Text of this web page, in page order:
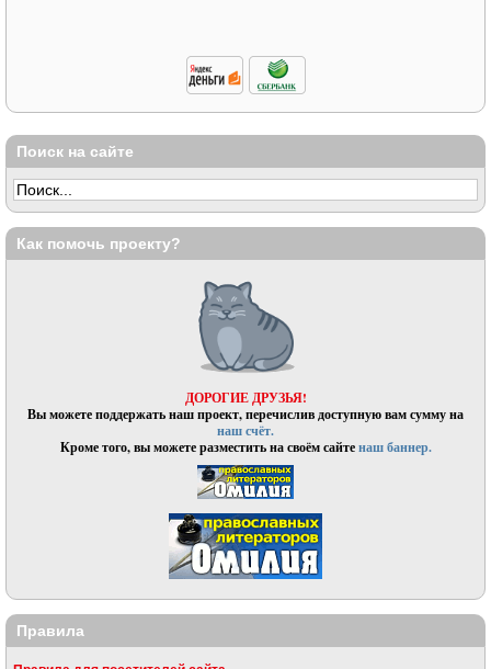
Поиск на сайте
Как помочь проекту?
ДОРОГИЕ ДРУЗЬЯ!
Вы можете поддержать наш проект, перечислив доступную вам сумму на
наш счёт.
Кроме того, вы можете разместить на своём сайтенаш баннер.
Правила